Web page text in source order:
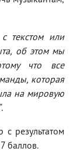
текстом или
об этом мы
что все
которая
на мировую
".
результатом
баллов.